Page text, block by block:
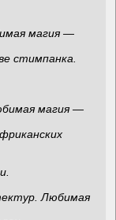
магия —
стимпанка.
магия —
Любимая